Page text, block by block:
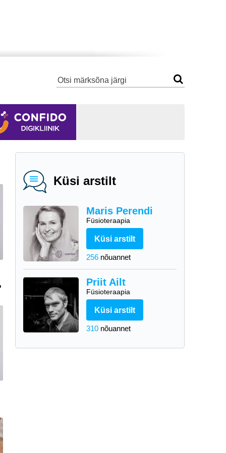
Küsi arstilt
Maris Perendi
Füsioteraapia
Küsi arstilt
256 nõuannet
Priit Ailt
Füsioteraapia
Küsi arstilt
310 nõuannet